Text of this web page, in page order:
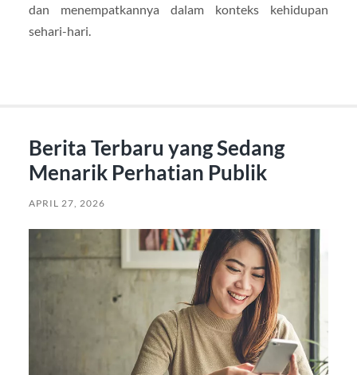
dan menempatkannya dalam konteks kehidupan
sehari-hari.
Berita Terbaru yang Sedang
Menarik Perhatian Publik
APRIL 27, 2026